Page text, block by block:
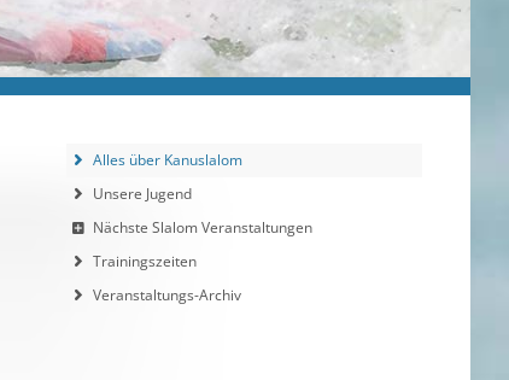
Alles über Kanuslalom
Unsere Jugend
Nächste Slalom Veranstaltungen
Trainingszeiten
Veranstaltungs-Archiv